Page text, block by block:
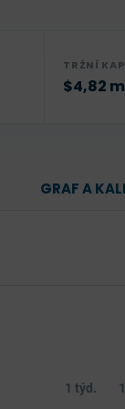
TRŽNÍ
$4,82
GRAF A
1 týd.